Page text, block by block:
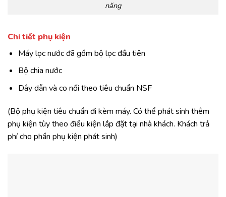
năng
Chi tiết phụ kiện
Máy lọc nước đã gồm bộ lọc đầu tiên
Bộ chia nước
Dây dẫn và co nối theo tiêu chuẩn NSF
(Bộ phụ kiện tiêu chuẩn đi kèm máy. Có thể phát sinh thêm
phụ kiện tùy theo điều kiện lắp đặt tại nhà khách. Khách trả
phí cho phần phụ kiện phát sinh)